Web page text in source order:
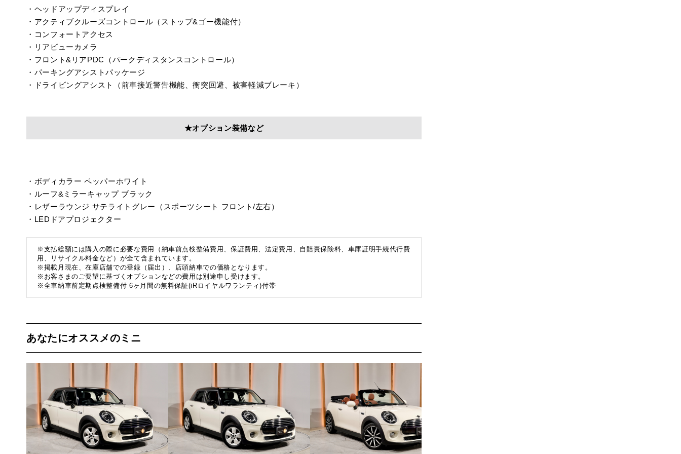
・ヘッドアップディスプレイ
・アクティブクルーズコントロール（ストップ&ゴー機能付）
・コンフォートアクセス
・リアビューカメラ
・フロント&リアPDC（パークディスタンスコントロール）
・パーキングアシストパッケージ
・ドライビングアシスト（前車接近警告機能、衝突回避、被害軽減ブレーキ）
★オプション装備など
・ボディカラー ペッパーホワイト
・ルーフ&ミラーキャップ ブラック
・レザーラウンジ サテライトグレー（スポーツシート フロント/左右）
・LEDドアプロジェクター
※支払総額には購入の際に必要な費用（納車前点検整備費用、保証費用、法定費用、自賠責保険料、車庫証明手続代行費
用、リサイクル料金など）が全て含まれています。
※掲載月現在、在庫店舗での登録（届出）、店頭納車での価格となります。
※お客さまのご要望に基づくオプションなどの費用は別途申し受けます。
※全車納車前定期点検整備付 6ヶ月間の無料保証(iRロイヤルワランティ)付帯
あなたにオススメのミニ